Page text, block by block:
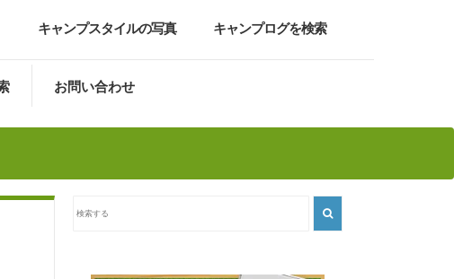
キャンプスタイルの写真 キャンプログを検索
お問い合わせ